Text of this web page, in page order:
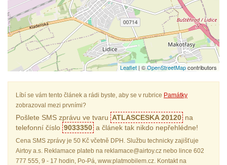
Leaflet | ©OpenStreetMapcontributors
Líbí se vám tento článek a rádi byste, aby se v rubrice Památky
zobrazoval mezi prvními?
Pošlete SMS zprávu ve tvaru ATLASCESKA 20120 na
telefonní číslo 9033350 a článek tak nikdo nepřehlédne!
Cena SMS zprávy je 50 Kč včetně DPH. Službu technicky zajišťuje
Airtoy a.s. Reklamace plateb na reklamace@airtoy.cz nebo lince 602
777 555, 9 - 17 hodin, Po-Pá, www.platmobilem.cz. Kontakt na